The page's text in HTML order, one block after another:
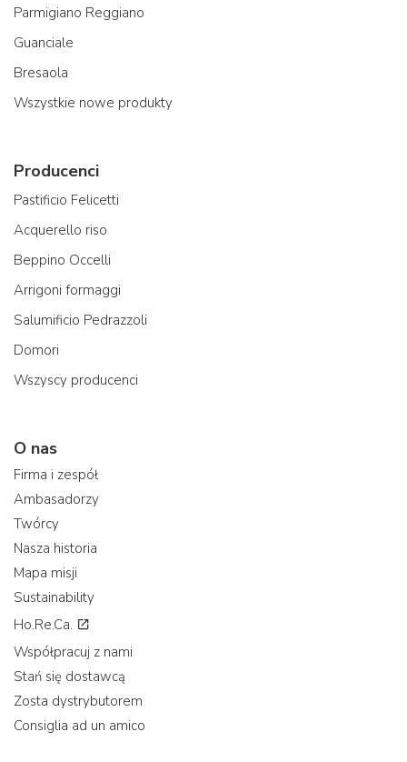
Parmigiano Reggiano
Guanciale
Bresaola
Wszystkie nowe produkty
Producenci
Pastificio Felicetti
Acquerello riso
Beppino Occelli
Arrigoni formaggi
Salumificio Pedrazzoli
Domori
Wszyscy producenci
O nas
Firma i zespół
Ambasadorzy
Twórcy
Nasza historia
Mapa misji
Sustainability
Ho.Re.Ca.
Współpracuj z nami
Stań się dostawcą
Zosta dystrybutorem
Consiglia ad un amico